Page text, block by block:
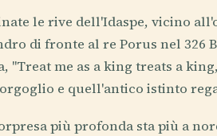
le rive dell'Idaspe, vicino
di fronte al re Porus nel 326
"Treat me as a king treats a
e quell'antico istinto
più profonda sta più a